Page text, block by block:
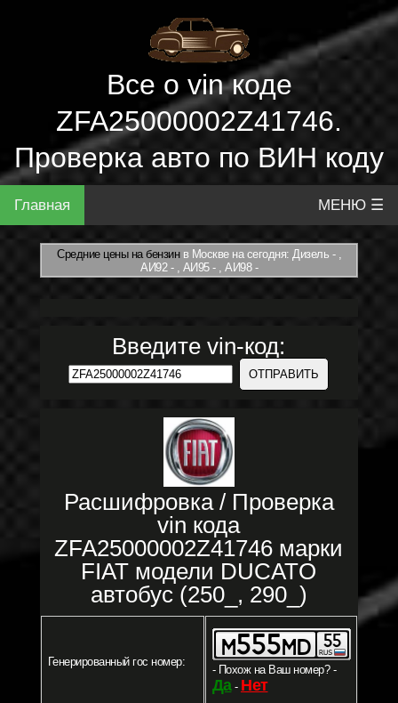
Все о vin коде
ZFA25000002Z41746.
Проверка авто по ВИН коду
Главная МЕНЮ ☰
Средние цены на бензинв Москве на сегодня: Дизель - ,
АИ92 - , АИ95 - , АИ98 -
Введите vin-код:
Расшифровка / Проверка
vin кода
ZFA25000002Z41746 марки
FIAT модели DUCATO
автобус (250_, 290_)
Генерированный гос номер:
- Похож на Ваш номер? -
Да- Нет